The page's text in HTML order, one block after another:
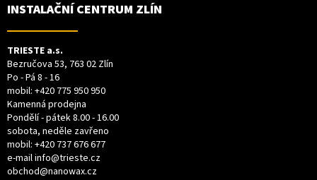
INSTALAČNÍ CENTRUM ZLÍN
TRIESTE a.s.
Bezručova 53, 763 02 Zlín
Po - Pá 8 - 16
mobil: +420 775 950 950
Kamenná prodejna
Pondělí - pátek 8.00 - 16.00
sobota, neděle zavřeno
mobil: +420 737 676 677
e-mailinfo@trieste.cz
obchod@nanowax.cz